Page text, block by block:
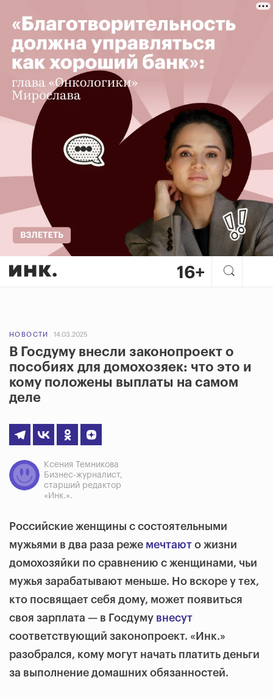
НОВОСТИ 14.03.2025
В Госдуму внесли законопроект о
пособиях для домохозяек: что это и
кому положены выплаты на самом
деле
Ксения Темникова
Бизнес-журналист,
старший редактор
«Инк.».
Российские женщины с состоятельными
мужьями в два раза реже мечтают о жизни
домохозяйки по сравнению с женщинами, чьи
мужья зарабатывают меньше. Но вскоре у тех,
кто посвящает себя дому, может появиться
своя зарплата — в Госдуму внесут
соответствующий законопроект. «Инк.»
разобрался, кому могут начать платить деньги
за выполнение домашних обязанностей.